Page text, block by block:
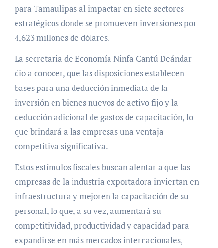
para Tamaulipas al impactar en siete sectores
estratégicos donde se promueven inversiones por
4,623 millones de dólares.
La secretaria de Economía Ninfa Cantú Deándar
dio a conocer, que las disposiciones establecen
bases para una deducción inmediata de la
inversión en bienes nuevos de activo fijo y la
deducción adicional de gastos de capacitación, lo
que brindará a las empresas una ventaja
competitiva significativa.
Estos estímulos fiscales buscan alentar a que las
empresas de la industria exportadora inviertan en
infraestructura y mejoren la capacitación de su
personal, lo que, a su vez, aumentará su
competitividad, productividad y capacidad para
expandirse en más mercados internacionales,